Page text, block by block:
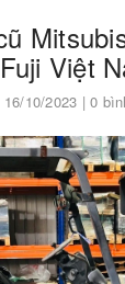
Việt
16/10/2023 | 0